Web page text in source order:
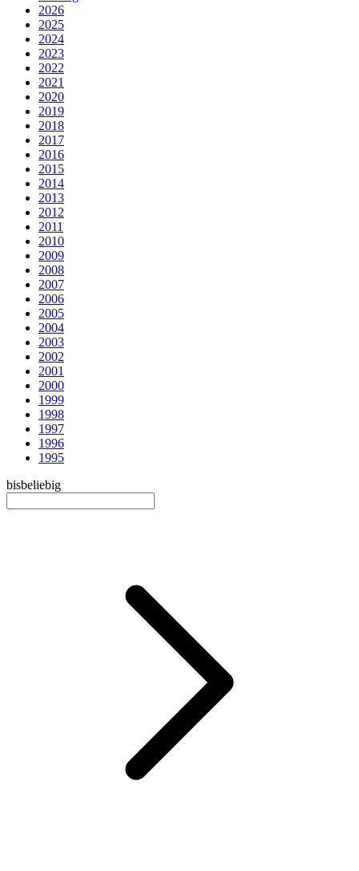
2026
2025
2024
2023
2022
2021
2020
2019
2018
2017
2016
2015
2014
2013
2012
2011
2010
2009
2008
2007
2006
2005
2004
2003
2002
2001
2000
1999
1998
1997
1996
1995
bisbeliebig